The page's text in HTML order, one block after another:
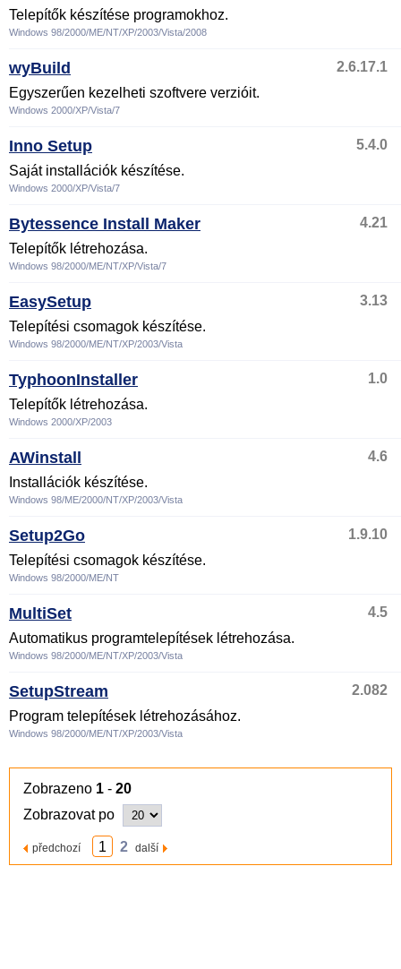
Telepítők készítése programokhoz.
Windows 98/2000/ME/NT/XP/2003/Vista/2008
wyBuild
2.6.17.1
Egyszerűen kezelheti szoftvere verzióit.
Windows 2000/XP/Vista/7
Inno Setup
5.4.0
Saját installációk készítése.
Windows 2000/XP/Vista/7
Bytessence Install Maker
4.21
Telepítők létrehozása.
Windows 98/2000/ME/NT/XP/Vista/7
EasySetup
3.13
Telepítési csomagok készítése.
Windows 98/2000/ME/NT/XP/2003/Vista
TyphoonInstaller
1.0
Telepítők létrehozása.
Windows 2000/XP/2003
AWinstall
4.6
Installációk készítése.
Windows 98/ME/2000/NT/XP/2003/Vista
Setup2Go
1.9.10
Telepítési csomagok készítése.
Windows 98/2000/ME/NT
MultiSet
4.5
Automatikus programtelepítések létrehozása.
Windows 98/2000/ME/NT/XP/2003/Vista
SetupStream
2.082
Program telepítések létrehozásához.
Windows 98/2000/ME/NT/XP/2003/Vista
Zobrazeno 1 - 20
Zobrazovat po
předchozí 1 2 další